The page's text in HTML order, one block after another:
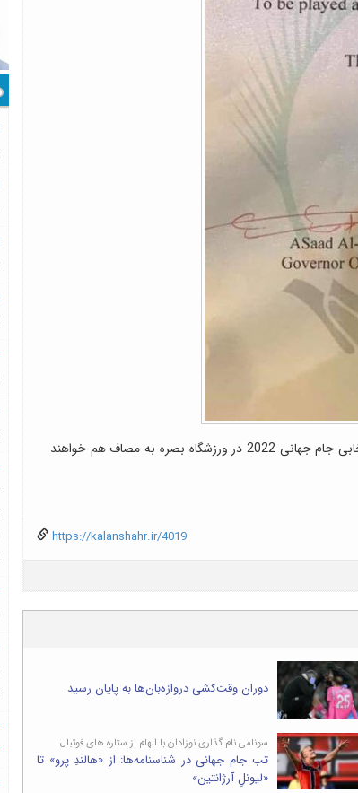
تیم‌های ملی فوتبال عراق و ایران روز 23 آبان در هفته چهارم گروه C انتخابی جام جهانی 2022 در ورزشگاه بصره به مصاف هم خواهند
https://kalanshahr.ir/4019
دوران وقت‌کشی دروازه‌بان‌ها به پایان رسید
سونامی نام گذاری نوزادان با الهام از ستاره های فوتبال
تب جام جهانی در شناسنامه‌ها: از «هالندِ پرو» تا
«لیونلِ آرژانتین»